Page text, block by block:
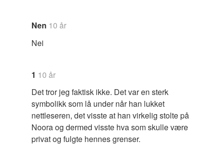
Nen 10 år
Nei
1 10 år
Det tror jeg faktisk ikke. Det var en sterk
symbolikk som lå under når han lukket
nettleseren, det visste at han virkelig stolte på
Noora og dermed visste hva som skulle være
privat og fulgte hennes grenser.